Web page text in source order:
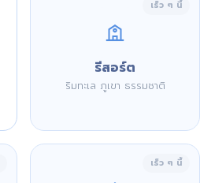
เร็ว ๆ นี้
รีสอร์ต
ริมทะเล ภูเขา ธรรมชาติ
เร็ว ๆ นี้